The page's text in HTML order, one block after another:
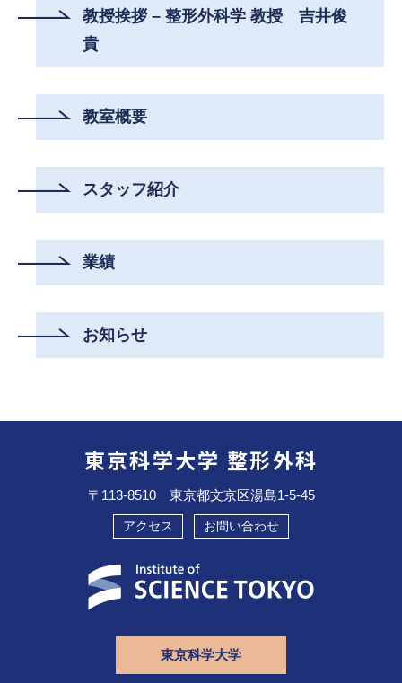
教授挨拶 – 整形外科学 教授 吉井俊
貴
教室概要
スタッフ紹介
業績
お知らせ
東京科学大学 整形外科
〒113-8510 東京都文京区湯島1-5-45
アクセス お問い合わせ
東京科学大学